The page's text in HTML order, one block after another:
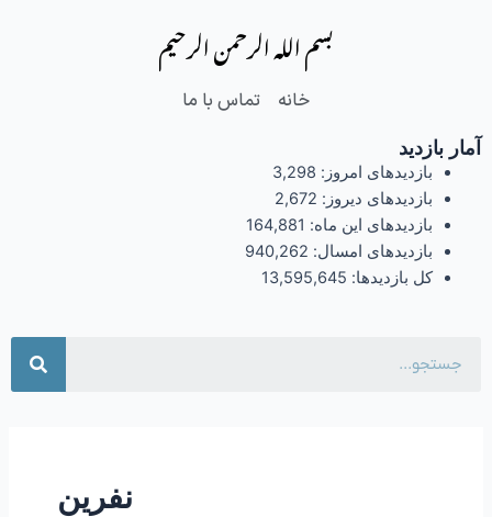
بسم الله الرحمن الرحیم
خانه تماس با ما
آمار بازدید
بازدیدهای امروز: 3,298
بازدیدهای دیروز: 2,672
بازدیدهای این ماه: 164,881
بازدیدهای امسال: 940,262
کل بازدیدها: 13,595,645
نفرین